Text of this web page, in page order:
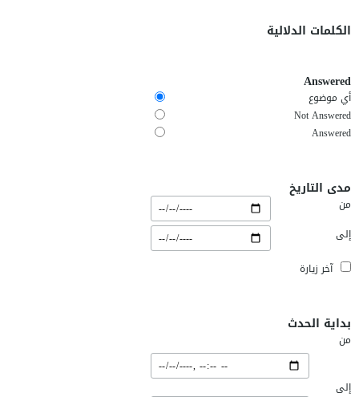
الكلمات الدلالية
Answered
أي موضوع
Not Answered
Answered
مدى التاريخ
من
إلى
آخر زيارة
بداية الحدث
من
إلى